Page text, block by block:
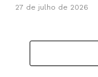
27 de julho de 2026